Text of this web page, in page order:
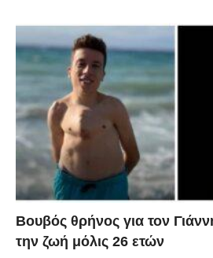
Βουβός θρήνος για τον
την ζωή μόλις 26 ετών